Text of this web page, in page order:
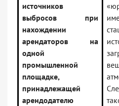
источников
выбросов при
нахождении
арендаторов на
одной
промышленной
площадке,
принадлежащей
арендодателю